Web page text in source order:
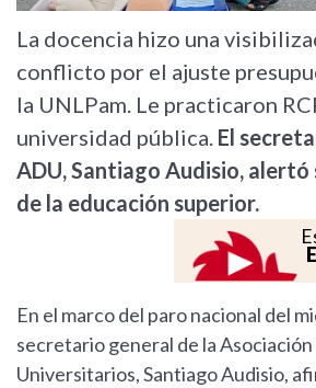
La docencia hizo una
conflicto por el ajuste
la UNLPam. Le practicaron
universidad pública. El
ADU, Santiago Audisio,
de la educación superior.
En el marco del paro nacional del
secretario general de la
Universitarios, Santiago Audisio,